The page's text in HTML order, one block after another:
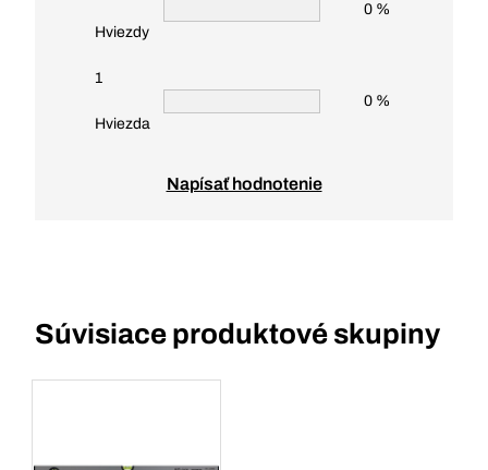
Hviezdy
0 %
1
Hviezda
0 %
Napísať hodnotenie
Súvisiace produktové skupiny